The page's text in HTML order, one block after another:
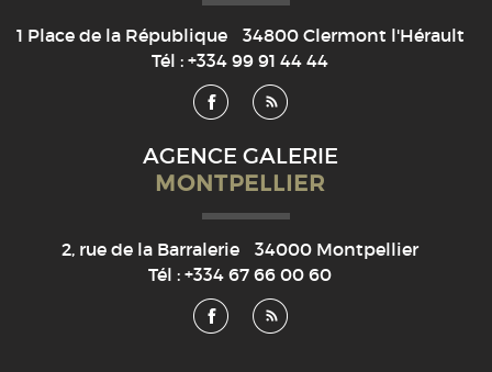
1 Place de la République 34800 Clermont l'Hérault
Tél :+334 99 91 44 44
AGENCE GALERIE
MONTPELLIER
2, rue de la Barralerie 34000 Montpellier
Tél :+334 67 66 00 60